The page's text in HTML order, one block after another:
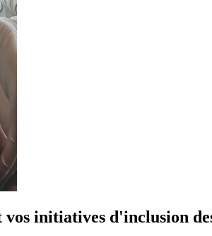
initiatives d'inclusion